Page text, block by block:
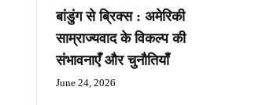
बांडुंग से ब्रिक्स : अमेरिकी
साम्राज्यवाद के विकल्प की
संभावनाएँ और चुनौतियाँ
June 24, 2026